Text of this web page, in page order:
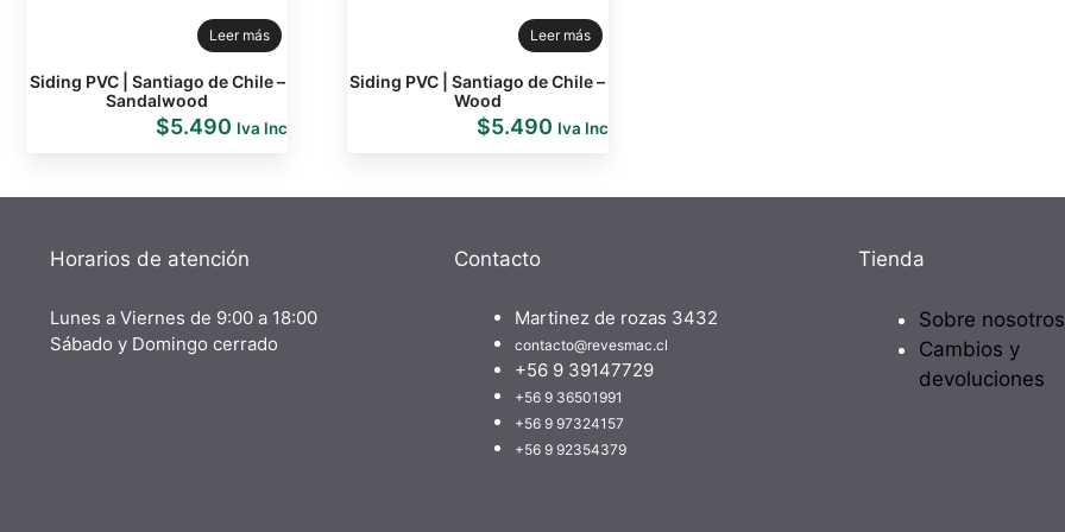
Siding PVC | Santiago de Chile –
Sandalwood
$5.490 Iva Inc
Leer más
Siding PVC | Santiago de Chile –
Wood
$5.490 Iva Inc
Leer más
Horarios de atención
Lunes a Viernes de 9:00 a 18:00
Sábado y Domingo cerrado
Contacto
Martinez de rozas 3432
contacto@revesmac.cl
+56 9 39147729
+56 9 36501991
+56 9 97324157
+56 9 92354379
Tienda
Sobre nosotros
Cambios y
devoluciones